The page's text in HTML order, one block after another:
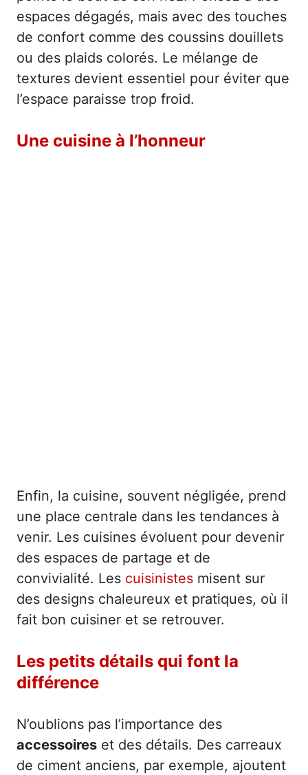
espaces dégagés, mais avec des touches
de confort comme des coussins douillets
ou des plaids colorés. Le mélange de
textures devient essentiel pour éviter que
l’espace paraisse trop froid.
Une cuisine à l’honneur
Enfin, la cuisine, souvent négligée, prend
une place centrale dans les tendances à
venir. Les cuisines évoluent pour devenir
des espaces de partage et de
convivialité. Les cuisinistes misent sur
des designs chaleureux et pratiques, où il
fait bon cuisiner et se retrouver.
Les petits détails qui font la
différence
N’oublions pas l’importance des
accessoires et des détails. Des carreaux
de ciment anciens, par exemple, ajoutent